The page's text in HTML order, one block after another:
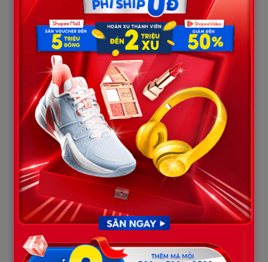
bao năm, mẹ chồng và cả đại gia đình 12 người bên nhà chồng
ngang nhiên sống trong đó. Họ coi nơi ấy như của riêng, đi lại tự
do, thậm chí còn bảo tôi chỉ là “người ngoài ăn nhờ ở đậu”. Tôi
từng nhịn vì nghĩ đến các con. Nhưng khi ly hôn, tôi quyết định
buông tay một lần cho thật dứt khoát.
Ngày nhận giấy tờ hoàn tất thủ tục, tôi thẳng thừng tuyên bố:
“Tôi sẽ quyên góp căn biệt thự này cho quỹ từ thiện, làm nơi
nuôi dưỡng trẻ mồ côi và cụ già neo đơn. Từ tuần sau, mọi người
dọn đi.”
Cả nhà chồng choáng váng. Tiếng bàn tán xôn xao, rồi tiếng
khóc lóc trách móc vang lên. Mẹ chồng tôi gào thét, lao tới túm
lấy tay tôi:
“Cô điên à? Vậy 12 người nhà tao ra đường ở chắc? Cô có còn
lương tâm không?”
Tôi nhìn thẳng vào mắt bà, lạnh lùng đáp:
“Bà từng bảo tôi chỉ là người ngoài, đúng không? Vậy thì hôm
nay tôi thực hiện đúng lời bà nói. Người ngoài không có bổn
phận nuôi 12 người trong nhà bà. Tôi đem nhà đi làm từ thiện, ít